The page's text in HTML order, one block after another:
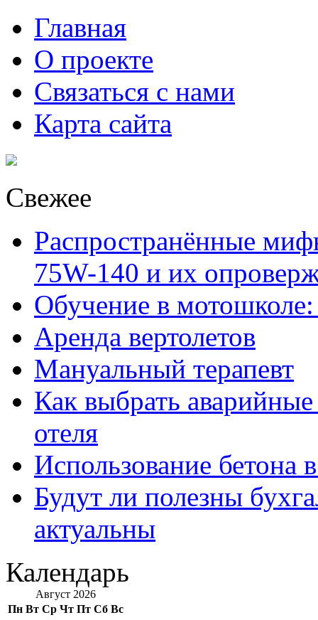
Главная
О проекте
Связаться с нами
Карта сайта
Свежее
Распространённые
75W-140 и их
Обучение в
Аренда вертолетов
Мануальный терапевт
Как выбрать
отеля
Использование бетона
Будут ли полезны
актуальны
Календарь
Август 2026
Пн Вт Ср Чт Пт Сб Вс